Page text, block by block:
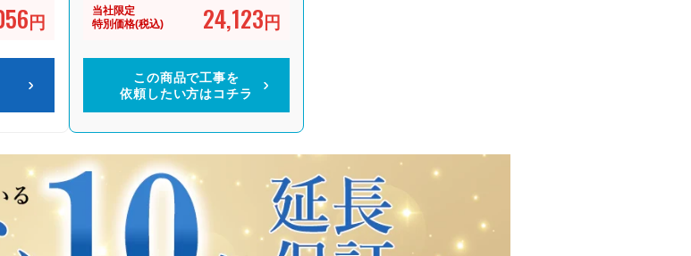
円
当社限定
特別価格(税込)
24,123 円
この商品で工事を
依頼したい方はコチラ